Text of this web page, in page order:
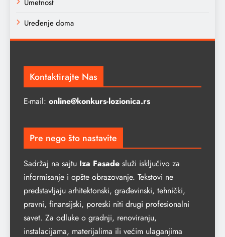
Umetnost
Uređenje doma
Kontaktirajte Nas
E-mail: online@konkurs-lozionica.rs
Pre nego što nastavite
Sadržaj na sajtu Iza Fasade služi isključivo za
informisanje i opšte obrazovanje. Tekstovi ne
predstavljaju arhitektonski, građevinski, tehnički,
pravni, finansijski, poreski niti drugi profesionalni
savet. Za odluke o gradnji, renoviranju,
instalacijama, materijalima ili većim ulaganjima